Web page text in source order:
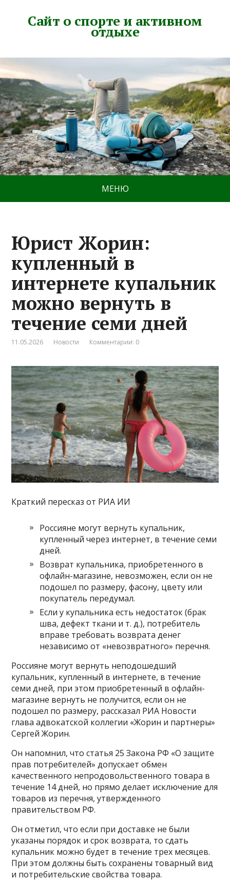
Сайт о спорте и активном
отдыхе
МЕНЮ
Юрист Жорин:
купленный в
интернете купальник
можно вернуть в
течение семи дней
11.05.2026 Новости Комментарии: 0
Краткий пересказ от РИА ИИ
Россияне могут вернуть купальник,
купленный через интернет, в течение семи
дней.
Возврат купальника, приобретенного в
офлайн-магазине, невозможен, если он не
подошел по размеру, фасону, цвету или
покупатель передумал.
Если у купальника есть недостаток (брак
шва, дефект ткани и т. д.), потребитель
вправе требовать возврата денег
независимо от «невозвратного» перечня.
Россияне могут вернуть неподошедший
купальник, купленный в интернете, в течение
семи дней, при этом приобретенный в офлайн-
магазине вернуть не получится, если он не
подошел по размеру, рассказал РИА Новости
глава адвокатской коллегии «Жорин и партнеры»
Сергей Жорин.
Он напомнил, что статья 25 Закона РФ «О защите
прав потребителей» допускает обмен
качественного непродовольственного товара в
течение 14 дней, но прямо делает исключение для
товаров из перечня, утвержденного
правительством РФ.
Он отметил, что если при доставке не были
указаны порядок и срок возврата, то сдать
купальник можно будет в течение трех месяцев.
При этом должны быть сохранены товарный вид
и потребительские свойства товара.